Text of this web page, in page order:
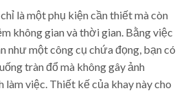
là một phụ kiện cần thiết mà còn
không gian và thời gian. Bằng việc
như một công cụ chứa đọng, bạn có
tràn đổ mà không gây ảnh
việc. Thiết kế của khay này cho